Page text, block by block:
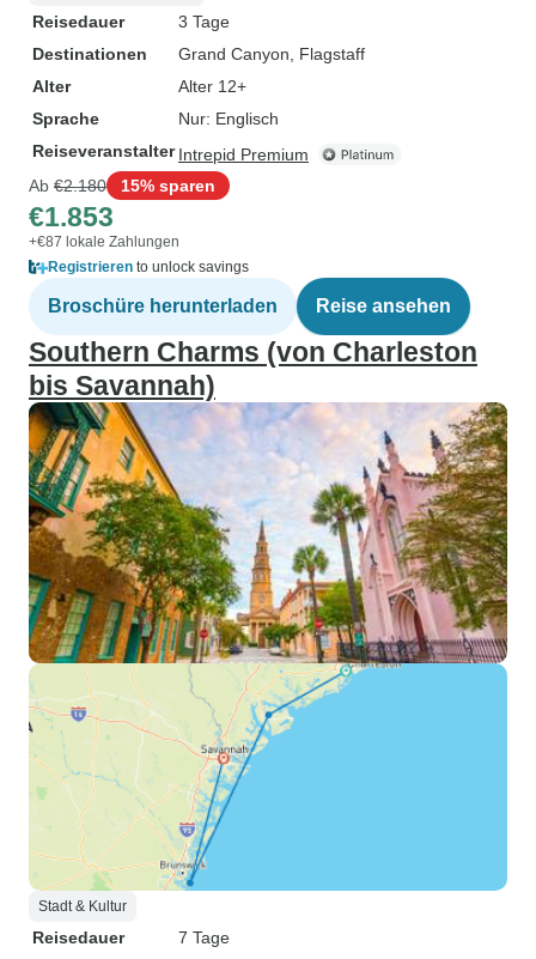
Reisedauer
3 Tage
Destinationen
Grand Canyon , Flagstaff
Alter
Alter 12+
Sprache
Nur: Englisch
Reiseveranstalter Intrepid Premium
Ab €2.180 15% sparen
€1.853
+€87 lokale Zahlungen
Registrieren to unlock savings
Broschüre herunterladen Reise ansehen
Southern Charms (von Charleston
bis Savannah)
Stadt & Kultur
Reisedauer
7 Tage